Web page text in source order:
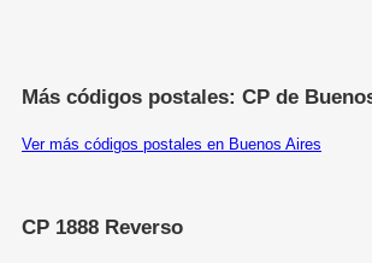
Más códigos postales: CP de
Ver más códigos postales en Buenos Aires
CP 1888 Reverso